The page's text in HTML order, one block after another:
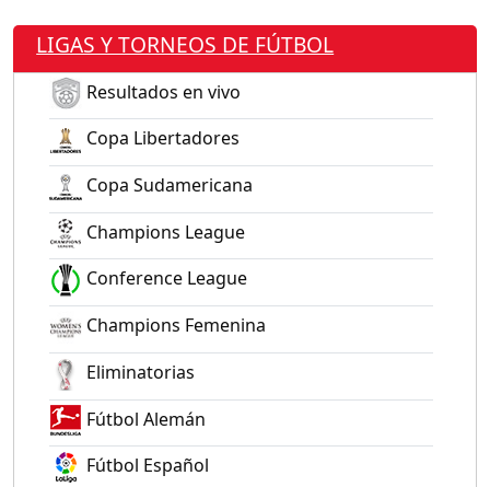
LIGAS Y TORNEOS DE FÚTBOL
Resultados en vivo
Copa Libertadores
Copa Sudamericana
Champions League
Conference League
Champions Femenina
Eliminatorias
Fútbol Alemán
Fútbol Español